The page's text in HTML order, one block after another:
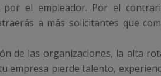
el empleador. Por el
a más solicitantes que
de las organizaciones, la alta
empresa pierde talento,